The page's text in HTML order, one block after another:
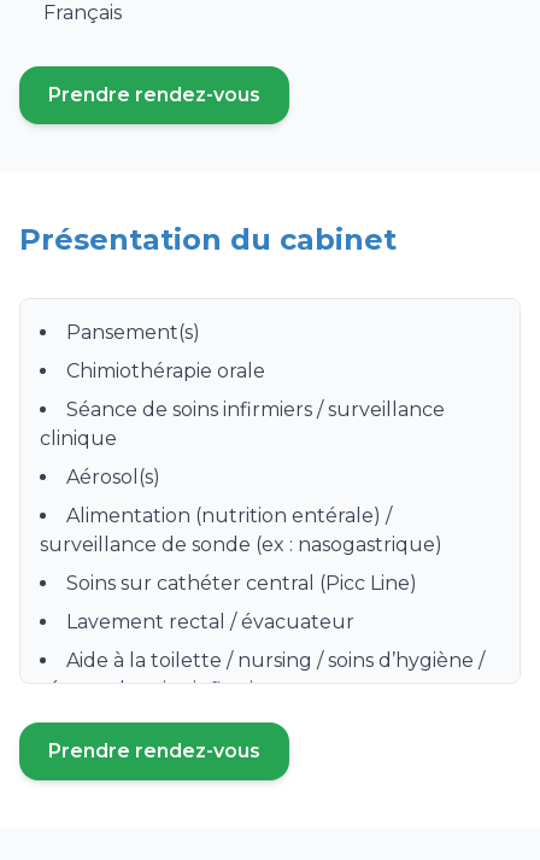
Français
Prendre rendez-vous
(ouvre un nouvel onglet)
Présentation du cabinet
Pansement(s)
Chimiothérapie orale
Séance de soins infirmiers / surveillance
clinique
Aérosol(s)
Alimentation (nutrition entérale) /
surveillance de sonde (ex : nasogastrique)
Soins sur cathéter central (Picc Line)
Lavement rectal / évacuateur
Aide à la toilette / nursing / soins d’hygiène /
séance de soins infirmiers
Préparation, distribution et surveillance de
prise de médicament
Prendre rendez-vous
(ouvre un nouvel onglet)